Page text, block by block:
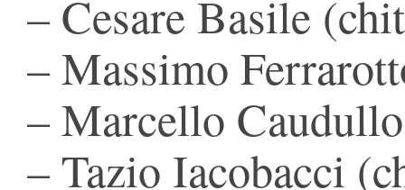
– Cesare Basile
– Massimo
– Marcello
– Tazio Iacobacci